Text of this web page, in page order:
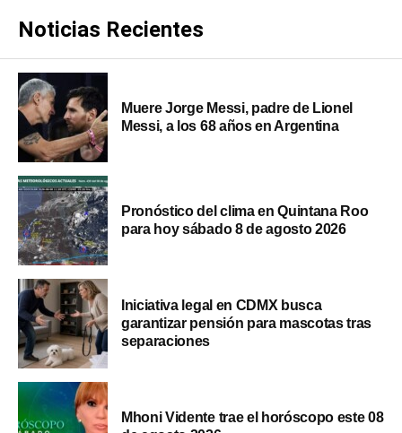
Noticias Recientes
Muere Jorge Messi, padre de Lionel
Messi, a los 68 años en Argentina
Pronóstico del clima en Quintana Roo
para hoy sábado 8 de agosto 2026
Iniciativa legal en CDMX busca
garantizar pensión para mascotas tras
separaciones
Mhoni Vidente trae el horóscopo este 08